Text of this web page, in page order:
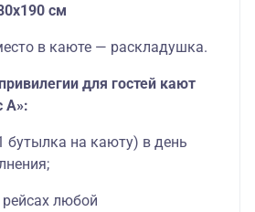
см
в каюте — раскладушка.
для гостей кают
А»:
бутылка на каюту) в день
любой